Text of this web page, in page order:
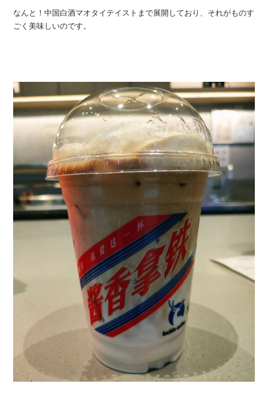
なんと！中国白酒マオタイテイストまで展開しており、それがものす
ごく美味しいのです。